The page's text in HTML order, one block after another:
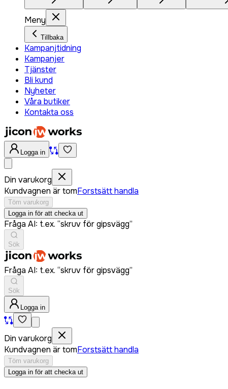
Meny
Tillbaka
Kampanjtidning
Kampanjer
Tjänster
Bli kund
Nyheter
Våra butiker
Kontakta oss
Logga in
Din varukorg
Kundvagnen är tomForstsätt handla
Töm varukorg
Logga in för att checka ut
Fråga AI: t.ex. “skruv för gipsvägg”
Sök
Fråga AI: t.ex. “skruv för gipsvägg”
Sök
Logga in
Din varukorg
Kundvagnen är tomForstsätt handla
Töm varukorg
Logga in för att checka ut